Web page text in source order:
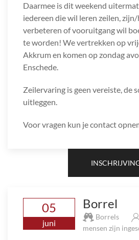
Daarmee is dit weekend
iedereen die wil leren zeilen,
verbeteren of vooruitgang wil
te worden! We vertrekken op
Akkrum en komen op zondag
Enschede.
Zeilervaring is geen vereiste, de
uitleggen.
Voor vragen kun je contact
05
juni
Borrel
Borrels
mensen zijn